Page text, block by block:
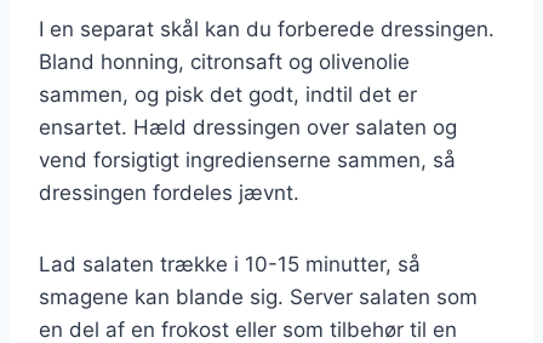
I en separat skål kan du forberede dressingen.
Bland honning, citronsaft og olivenolie
sammen, og pisk det godt, indtil det er
ensartet. Hæld dressingen over salaten og
vend forsigtigt ingredienserne sammen, så
dressingen fordeles jævnt.
Lad salaten trække i 10-15 minutter, så
smagene kan blande sig. Server salaten som
en del af en frokost eller som tilbehør til en